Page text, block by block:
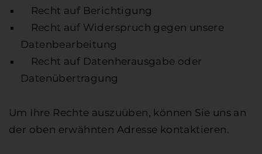
Recht auf Berichtigung
Recht auf Widerspruch gegen unsere
Datenbearbeitung
Recht auf Datenherausgabe oder
Datenübertragung
Um Ihre Rechte auszuüben, können Sie uns an
der oben erwähnten Adresse kontaktieren.